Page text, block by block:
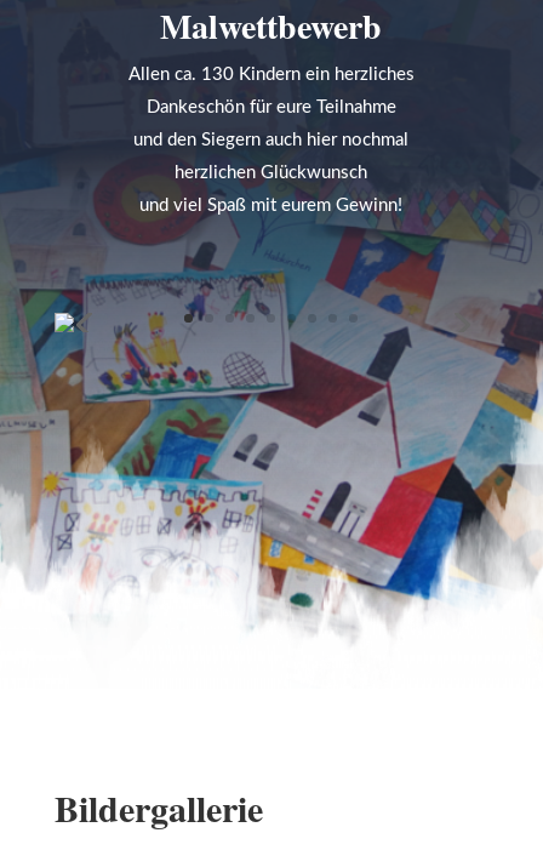
Malwettbewerb
Allen ca. 130 Kindern ein herzliches
Dankeschön für eure Teilnahme
und den Siegern auch hier nochmal
herzlichen Glückwunsch
und viel Spaß mit eurem Gewinn!
Bildergallerie